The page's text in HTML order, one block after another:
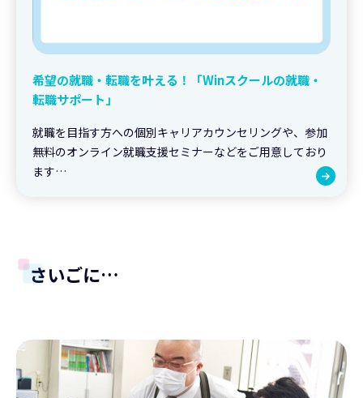
希望の就職・転職を叶える！「Winスクールの就職・
転職サポート」
就職を目指す方への個別キャリアカウンセリングや、参加
無料のオンライン就職支援セミナーなどをご用意しており
ます…
さいごに…